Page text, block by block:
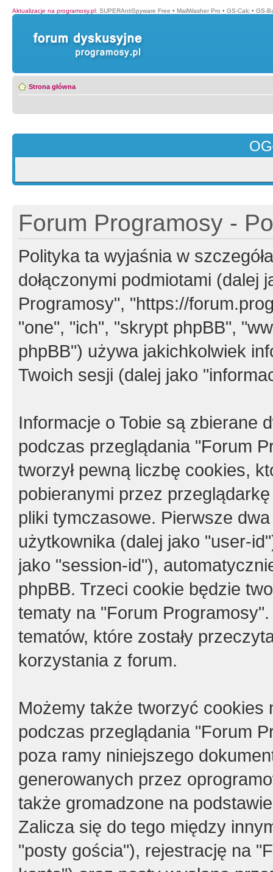
Aktualizacje na programosy.pl: SUPERAntiSpyware Free • MailWasher Pro • GS-Calc • GS-
Strona główna
Forum Programosy -
Polityka ta wyjaśnia w
dołączonymi podmiotami (dalej
Programosy", "https://
"one", "ich", "skrypt phpBB",
phpBB") używa jakichkolwiek
Twoich sesji (dalej jako
Informacje o Tobie są zbierane
podczas przeglądania "Forum
tworzył pewną liczbę cookies,
pobieranymi przez
pliki tymczasowe. Pierwsze
użytkownika (dalej jako "user-
jako "session-id"),
phpBB. Trzeci cookie będzie
tematy na "Forum
tematów, które zostały
korzystania z forum.
Możemy także tworzyć cookies
podczas przeglądania "Forum
poza ramy niniejszego
generowanych przez
także gromadzone na
Zalicza się do tego między
"posty gościa"), rejestrację na